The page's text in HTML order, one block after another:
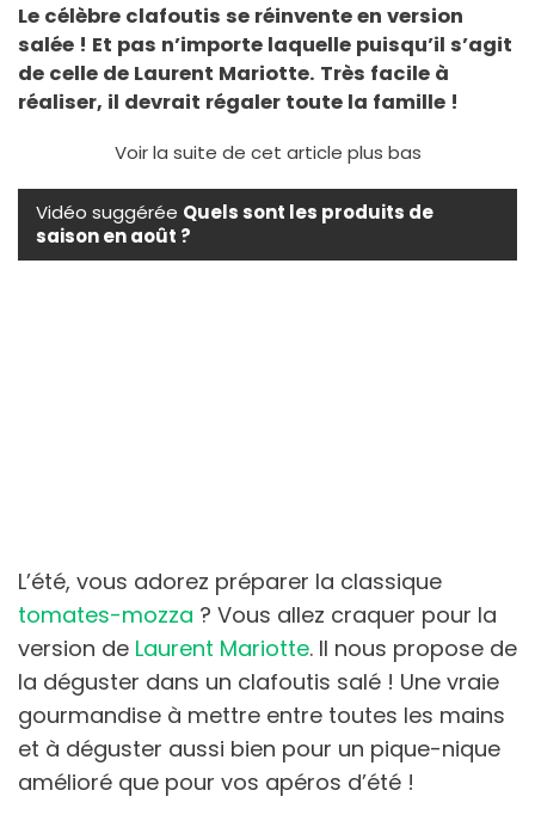
Le célèbre clafoutis se réinvente en version
salée ! Et pas n’importe laquelle puisqu’il s’agit
de celle de Laurent Mariotte. Très facile à
réaliser, il devrait régaler toute la famille !
Voir la suite de cet article plus bas
Vidéo suggérée Quels sont les produits de
saison en août ?
L’été, vous adorez préparer la classique
tomates-mozza ? Vous allez craquer pour la
version de Laurent Mariotte. Il nous propose de
la déguster dans un clafoutis salé ! Une vraie
gourmandise à mettre entre toutes les mains
et à déguster aussi bien pour un pique-nique
amélioré que pour vos apéros d’été !